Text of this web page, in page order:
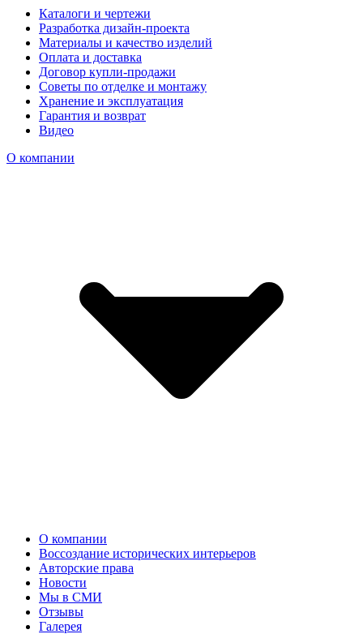
Каталоги и чертежи
Разработка дизайн-проекта
Материалы и качество изделий
Оплата и доставка
Договор купли-продажи
Советы по отделке и монтажу
Хранение и эксплуатация
Гарантия и возврат
Видео
О компании
О компании
Воссоздание исторических интерьеров
Авторские права
Новости
Мы в СМИ
Отзывы
Галерея